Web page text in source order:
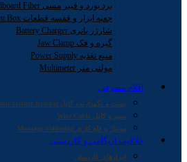
برد بورد و فیبر مسی Breadboard Fiber
جعبه ابزار و قفسه قطعات Tool & Component Box
شارژر باتری Battery Charger
گیره و فک Jaw Clamp
منبع تغذیه Power Supply
مولتی متر Multimeter
اقلام مصرفی
بست و نگهدارنده کابل Cable Holder Bracket
سیم و کابل Wire Cable
مونتاژ و قلع کاری Montage Soldering
خلاقیت اریگامی و کاردستی
ابزارهای کاردستی